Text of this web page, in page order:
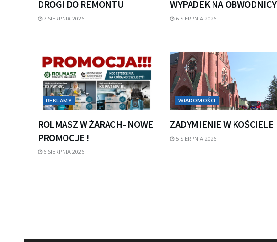
DROGI DO REMONTU
7 SIERPNIA 2026
WYPADEK NA OBWODNICY
6 SIERPNIA 2026
REKLAMY
ROLMASZ W ŻARACH- NOWE
PROMOCJE !
6 SIERPNIA 2026
WIADOMOŚCI
ZADYMIENIE W KOŚCIELE
5 SIERPNIA 2026